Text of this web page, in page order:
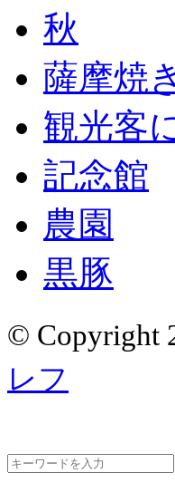
秋
薩摩焼
観光客
記念館
農園
黒豚
© Copyright
レフ